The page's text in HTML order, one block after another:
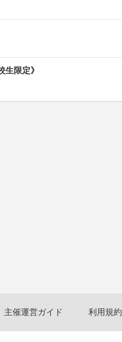
限定》
主催運営ガイド 利用規約